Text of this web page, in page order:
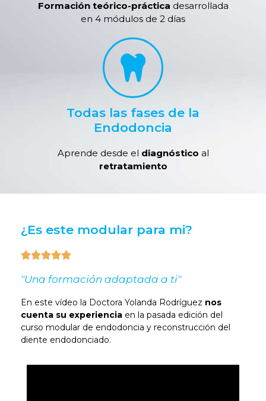
Formación teórico-práctica desarrollada
en 4 módulos de 2 días
Todas las fases de la
Endodoncia
Aprende desde el diagnóstico al
retratamiento
¿Es este modular para mi?

"Una formación adaptada a ti"
En este vídeo la Doctora Yolanda Rodríguez nos
cuenta su experiencia en la pasada edición del
curso modular de endodoncia y reconstrucción del
diente endodonciado.